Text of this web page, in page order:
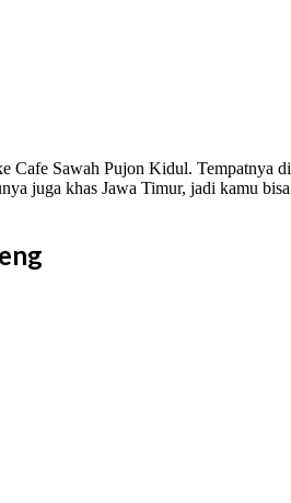
Cafe Sawah Pujon Kidul. Tempatnya di
juga khas Jawa Timur, jadi kamu bisa